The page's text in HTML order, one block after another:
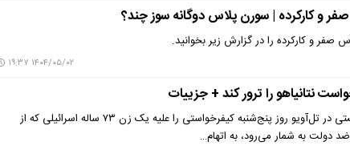
و کارکرده | سورن پلاس دوگانه سوز چند؟
و کارکرده را در گزارش زیر بخوانید.
۱۴۰۴/۰۵/۰۲ ۱۹:۳۷
دادستانی رژیم صهیونیستی در تل‌آویو روز پنج‌شنبه کیفرخواستی را علیه یک زن ۷۳ ساله اسرائیلی که از
دولت به شمار می‌رود، به اتهام…